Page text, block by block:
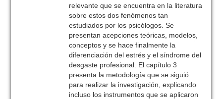
relevante que se encuentra en la literatura
sobre estos dos fenómenos tan
estudiados por los psicólogos. Se
presentan acepciones teóricas, modelos,
conceptos y se hace finalmente la
diferenciación del estrés y el síndrome del
desgaste profesional. El capítulo 3
presenta la metodología que se siguió
para realizar la investigación, explicando
incluso los instrumentos que se aplicaron